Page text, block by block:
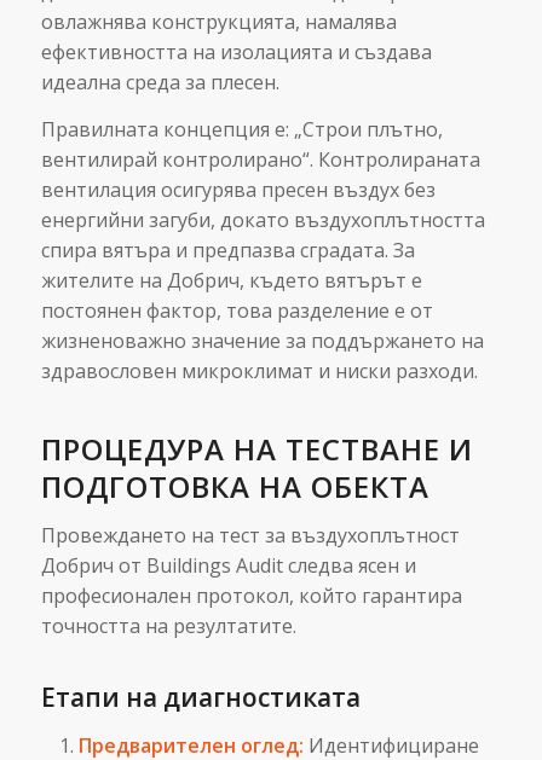
овлажнява конструкцията, намалява
ефективността на изолацията и създава
идеална среда за плесен.
Правилната концепция е: „Строи плътно,
вентилирай контролирано“. Контролираната
вентилация осигурява пресен въздух без
енергийни загуби, докато въздухоплътността
спира вятъра и предпазва сградата. За
жителите на Добрич, където вятърът е
постоянен фактор, това разделение е от
жизненоважно значение за поддържането на
здравословен микроклимат и ниски разходи.
ПРОЦЕДУРА НА ТЕСТВАНЕ И
ПОДГОТОВКА НА ОБЕКТА
Провеждането на тест за въздухоплътност
Добрич от Buildings Audit следва ясен и
професионален протокол, който гарантира
точността на резултатите.
Етапи на диагностиката
Предварителен оглед: Идентифициране